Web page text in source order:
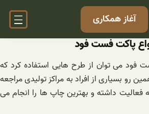
آغاز همکاری
پاکت فست فود
فود می توان از طرح هایی استفاده کرد که
رو بسیاری از افراد به مراکز تولیدی مراجعه
فعالیت داشته و بهترین چاپ ها را انجام می